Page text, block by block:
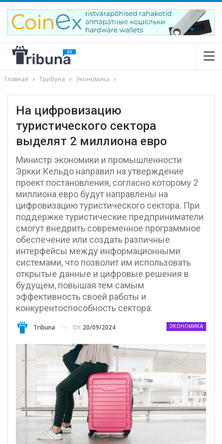
Главная Трибуна Экономика
На цифровизацию
туристического сектора
выделят 2 миллиона евро
Министр экономики и промышленности
Эркки Кельдо направил на утверждение
проект постановления, согласно которому 2
миллиона евро будут направлены на
цифровизацию туристического сектора. При
поддержке туристические предприниматели
смогут внедрить современное программное
обеспечение или создать различные
интерфейсы между информационными
системами, что позволит им использовать
открытые данные и цифровые решения в
будущем, повышая тем самым
эффективность своей работы и
конкурентоспособность сектора.
ЭКОНОМИКА
Tribuna От 20/09/2024